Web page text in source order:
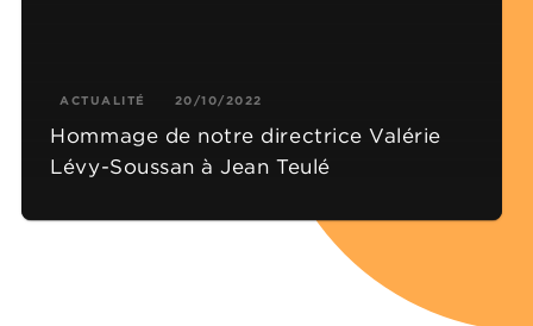
ACTUALITÉ 20/10/2022
Hommage de notre directrice Valérie
Lévy-Soussan à Jean Teulé